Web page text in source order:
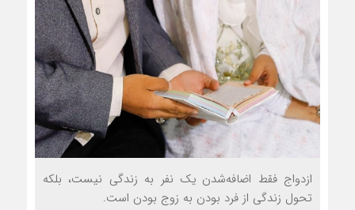
ازدواج فقط اضافه‌شدن یک نفر به زندگی نیست، بلکه
تحول زندگی از فرد بودن به زوج بودن است.